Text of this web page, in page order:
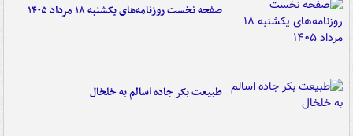
صفحه نخست روزنامه‌های یکشنبه ۱۸ مرداد ۱۴۰۵
طبیعت بکر جاده اسالم به خلخال